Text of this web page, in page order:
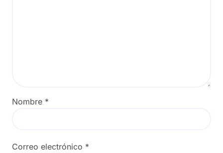
Nombre *
Correo electrónico *